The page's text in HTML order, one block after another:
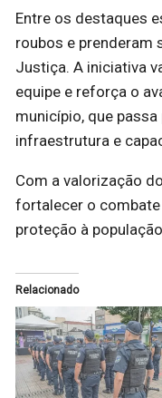
Entre os destaques
roubos e prenderam
Justiça. A iniciativa
equipe e reforça o
município, que
infraestrutura e
Com a valorização
fortalecer o
proteção à
Relacionado